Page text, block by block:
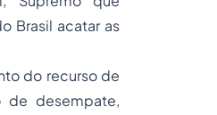
Brasil acatar as
do recurso de
de desempate,